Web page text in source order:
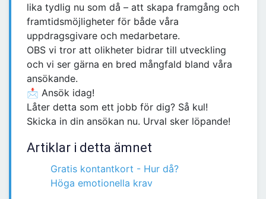
lika tydlig nu som då – att skapa framgång och
framtidsmöjligheter för både våra
uppdragsgivare och medarbetare.
OBS vi tror att olikheter bidrar till utveckling
och vi ser gärna en bred mångfald bland våra
ansökande.
📩 Ansök idag!
Låter detta som ett jobb för dig? Så kul!
Skicka in din ansökan nu. Urval sker löpande!
Artiklar i detta ämnet
Gratis kontantkort - Hur då?
Höga emotionella krav